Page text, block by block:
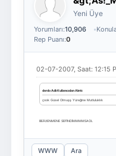
Yeni Üye
Yorumları:10,906
Rep Puanı:0
02-07-2007, Saat: 12:15
derdo Adlı Kullanıcıdan Alıntı:
çook Güsel Olmuşş Yüreğine Mutlulukkk
BEÄžENMENE SEFİNDİMMMMSAOL
WWW
Ara